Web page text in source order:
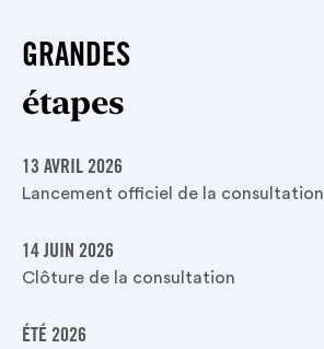
GRANDES
étapes
13 AVRIL 2026
Lancement officiel de la consultation
14 JUIN 2026
Clôture de la consultation
ÉTÉ 2026